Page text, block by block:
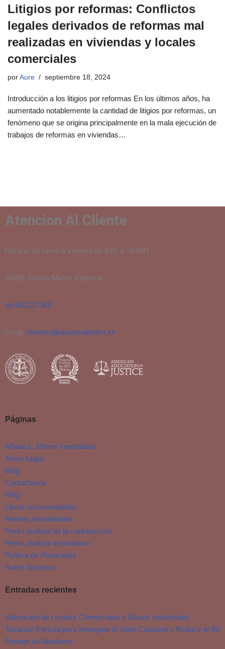
Litigios por reformas: Conflictos
legales derivados de reformas mal
realizadas en viviendas y locales
comerciales
por Aure septiembre 18, 2024
Introducción a los litigios por reformas En los últimos años, ha
aumentado notablemente la cantidad de litigios por reformas, un
fenómeno que se origina principalmente en la mala ejecución de
trabajos de reformas en viviendas…
Atencion Al Cliente
Horario de lunes a Viernes de 8:00 a 18:00H
46026 Ausias March Valencia
tel:662221582
Email: clientes@aureliotamarit.es
Páginas
Añade tu Meme Inmobiliario
Aviso Legal
Blog
Contactanos
FAQ
Libros recomendados
Memes Inmobiliarios
Perito Judicial de la construcción
Perito Judicial Inmobiliario
Politica de Privacidad
Sobre Nosotros
Entradas recientes
Valoración de Locales Comerciales y Naves Industriales
Tasación Pericial para Impugnar el Valor Catastral y Reducir el IBI
Peritaje de Alquileres